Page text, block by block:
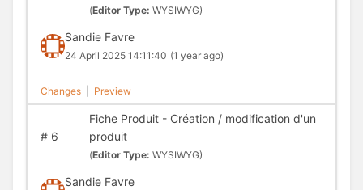
(Editor Type: WYSIWYG)
Sandie Favre
24 April 2025 14:11:40 (1 year ago)
Changes Preview
#6
Fiche Produit - Création / modification d'un
produit
(Editor Type: WYSIWYG)
Sandie Favre